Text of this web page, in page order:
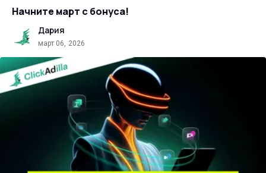
Начните март с бонуса!
Дария
март 06, 2026